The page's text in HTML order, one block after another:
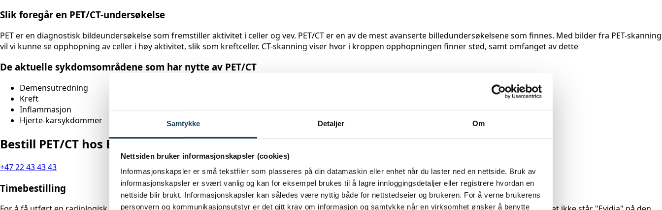
Samtykke Detaljer Om
Nettsiden bruker informasjonskapsler (cookies)
Informasjonskapsler er små tekstfiler som plasseres på din datamaskin eller enhet når du laster ned en nettside. Bruk av
informasjonskapsler er svært vanlig og kan for eksempel brukes til å lagre innloggingsdetaljer eller registrere hvordan en
nettside blir brukt. Informasjonskapsler kan således være nyttig både for nettstedseier og brukeren. For å verne brukerens
personvern og kommunikasjonsutstyr er det gitt krav om informasjon og samtykke når en virksomhet ønsker å benytte
Slik foregår en PET/CT-undersøkelse
PET er en diagnostisk bildeundersøkelse som fremstiller aktivitet i celler og vev. PET/CT er en av de mest avanserte billedundersøkelsene som finnes. Med bilder fra PET-skanning
vil vi kunne se opphopning av celler i høy aktivitet, slik som kreftceller. CT-skanning viser hvor i kroppen opphopningen finner sted, samt omfanget av dette
De aktuelle sykdomsområdene som har nytte av PET/CT
Demensutredning
Kreft
Inflammasjon
Hjerte-karsykdommer
Bestill PET/CT hos Evidia Oslo Frogner
+47 22 43 43 43
Timebestilling